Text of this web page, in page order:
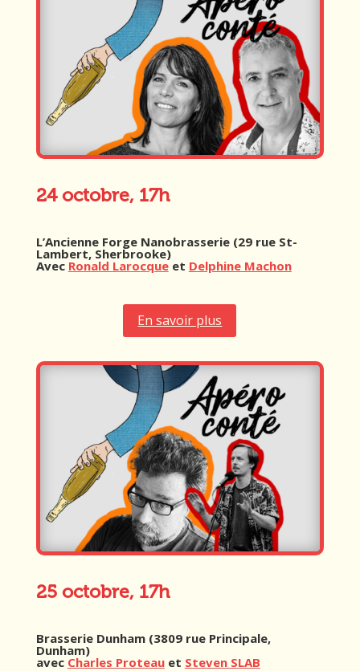
24 octobre, 17h
L’Ancienne Forge Nanobrasserie (29 rue St-
Lambert, Sherbrooke)
Avec Ronald Larocqueet Delphine Machon
En savoir plus
25 octobre, 17h
Brasserie Dunham (3809 rue Principale,
Dunham)
avec Charles Proteauet Steven SLAB